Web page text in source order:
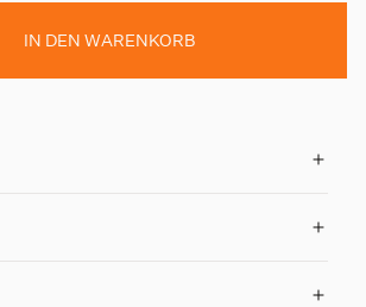
IN DEN WARENKORB